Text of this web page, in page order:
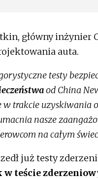
główny inżynier
auta.
testy
od China
w trakcie uzyskiwania
nasze
na całym
już testy
w teście